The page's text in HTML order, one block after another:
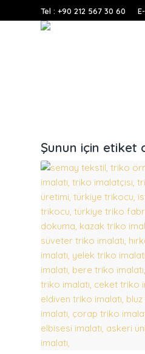
Tel : +90 212 567 30 60
Şunun için etiket